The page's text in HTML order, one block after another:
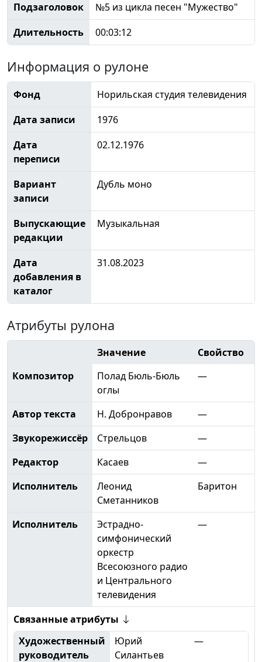
Подзаголовок
№5 из цикла песен "Мужество"
Длительность
00:03:12
Информация о рулоне
Фонд
Норильская студия телевидения
Дата записи
1976
Дата
переписи
02.12.1976
Вариант
записи
Дубль моно
Выпускающие
редакции
Музыкальная
Дата
добавления в
каталог
31.08.2023
Атрибуты рулона
Значение
Свойство
Композитор
Полад Бюль-Бюль
оглы
—
Автор текста Н. Добронравов
—
Звукорежиссёр
Стрельцов
—
Редактор
Касаев
—
Исполнитель
Леонид
Сметанников
Баритон
Исполнитель
Эстрадно-
симфонический
оркестр
Всесоюзного радио
и Центрального
телевидения
—
Связанные атрибуты
Художественный
руководитель
Юрий
Силантьев
—